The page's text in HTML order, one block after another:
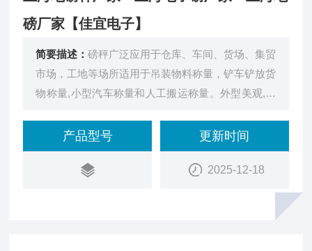
磅厂家【佳宜电子】
简要描述：磅秤广泛应用于仓库、车间、货场、集贸
市场，工地等场所适用于吊装物料称量，铲车铲放货
物称量,小型汽车称量和人工搬运称量。外型美观,结
设计。适于用吊装物料称量,铲车铲放称量和人工搬
运称量。不适合小型车辆载货称量，不适合有坑式安
产品型号 更新时间
2025-12-18